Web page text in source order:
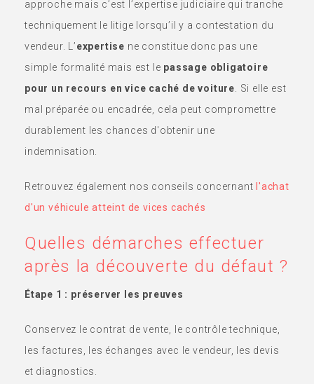
approche mais c’est l’expertise judiciaire qui tranche
techniquement le litige lorsqu’il y a contestation du
vendeur. L’expertise ne constitue donc pas une
simple formalité mais est le passage obligatoire
pour un recours en vice caché de voiture . Si elle est
mal préparée ou encadrée, cela peut compromettre
durablement les chances d'obtenir une
indemnisation.
Retrouvez également nos conseils concernant l'achat
d'un véhicule atteint de vices cachés
Quelles démarches effectuer
après la découverte du défaut ?
Étape 1 : préserver les preuves
Conservez le contrat de vente, le contrôle technique,
les factures, les échanges avec le vendeur, les devis
et diagnostics.